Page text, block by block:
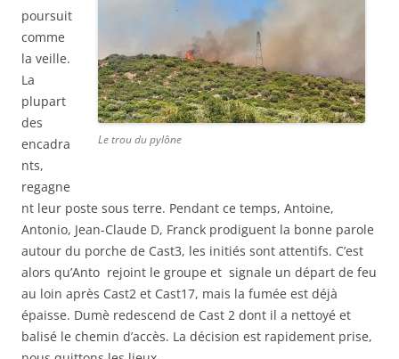
Le trou du pylône
poursuit
comme
la veille.
La
plupart
des
encadra
nts,
regagne
nt leur poste sous terre. Pendant ce temps, Antoine,
Antonio, Jean-Claude D, Franck prodiguent la bonne parole
autour du porche de Cast3, les initiés sont attentifs. C’est
alors qu’Anto rejoint le groupe et signale un départ de feu
au loin après Cast2 et Cast17, mais la fumée est déjà
épaisse. Dumè redescend de Cast 2 dont il a nettoyé et
balisé le chemin d’accès. La décision est rapidement prise,